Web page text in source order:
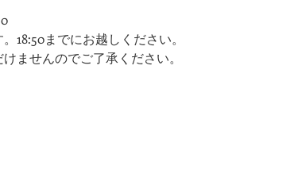
18:50までにお越しください。​​
ませんのでご了承ください。